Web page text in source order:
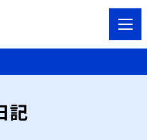
記